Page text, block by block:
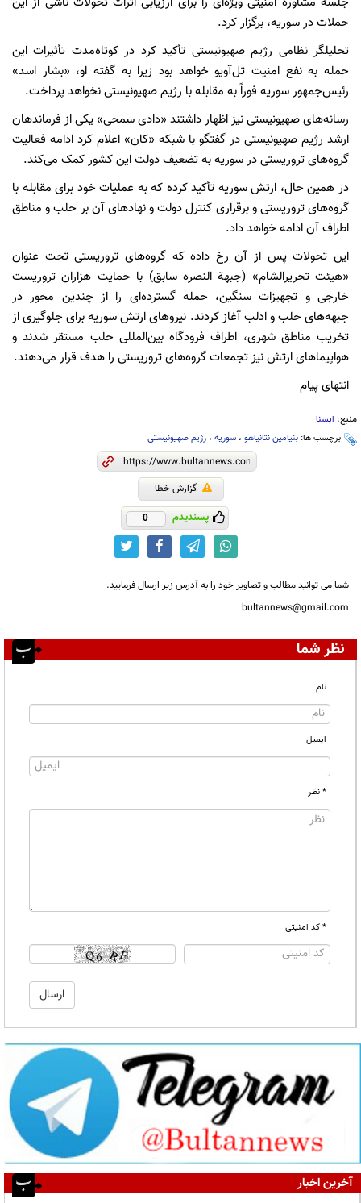
حملات در سوریه، برگزار کرد.
تحلیلگر نظامی رژیم صهیونیستی تأکید کرد در کوتاه‌مدت تأثیرات این
حمله به نفع امنیت تل‌آویو خواهد بود زیرا به گفته او، «بشار اسد»
رئیس‌جمهور سوریه فوراً به مقابله با رژیم صهیونیستی نخواهد پرداخت.
رسانه‌های صهیونیستی نیز اظهار داشتند «دادی سمحی» یکی از فرماندهان
ارشد رژیم صهیونیستی در گفتگو با شبکه «کان» اعلام کرد ادامه فعالیت
گروه‌های تروریستی در سوریه به تضعیف دولت این کشور کمک می‌کند.
در همین حال، ارتش سوریه تأکید کرده که به عملیات خود برای مقابله با
گروه‌های تروریستی و برقراری کنترل دولت و نهادهای آن بر حلب و مناطق
اطراف آن ادامه خواهد داد.
این تحولات پس از آن رخ داده که گروه‌های تروریستی تحت عنوان
«هیئت تحریرالشام» (جبهة النصره سابق) با حمایت هزاران تروریست
خارجی و تجهیزات سنگین، حمله گسترده‌ای را از چندین محور در
جبهه‌های حلب و ادلب آغاز کردند. نیروهای ارتش سوریه برای جلوگیری از
تخریب مناطق شهری، اطراف فرودگاه بین‌المللی حلب مستقر شدند و
هواپیماهای ارتش نیز تجمعات گروه‌های تروریستی را هدف قرار می‌دهند.
انتهای پیام
منبع: ایسنا
برچسب ها: بنیامین نتانیاهو ، سوریه ، رژیم صهیونیستی
گزارش خطا
پسندیدم 0
شما می توانید مطالب و تصاویر خود را به آدرس زیر ارسال فرمایید.
bultannews@gmail.com
نظر شما
نام
ایمیل
* نظر
* کد امنیتی
آخرین اخبار